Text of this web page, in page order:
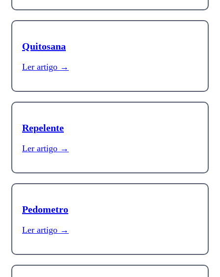
Quitosana
Ler artigo →
Repelente
Ler artigo →
Pedometro
Ler artigo →